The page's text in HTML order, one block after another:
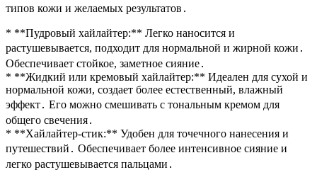
типов кожи и желаемых результатов․
* **Пудровый хайлайтер:** Легко наносится и
растушевывается, подходит для нормальной и жирной кожи․
Обеспечивает стойкое, заметное сияние․
* **Жидкий или кремовый хайлайтер:** Идеален для сухой и
нормальной кожи, создает более естественный, влажный
эффект․ Его можно смешивать с тональным кремом для
общего свечения․
* **Хайлайтер-стик:** Удобен для точечного нанесения и
путешествий․ Обеспечивает более интенсивное сияние и
легко растушевывается пальцами․